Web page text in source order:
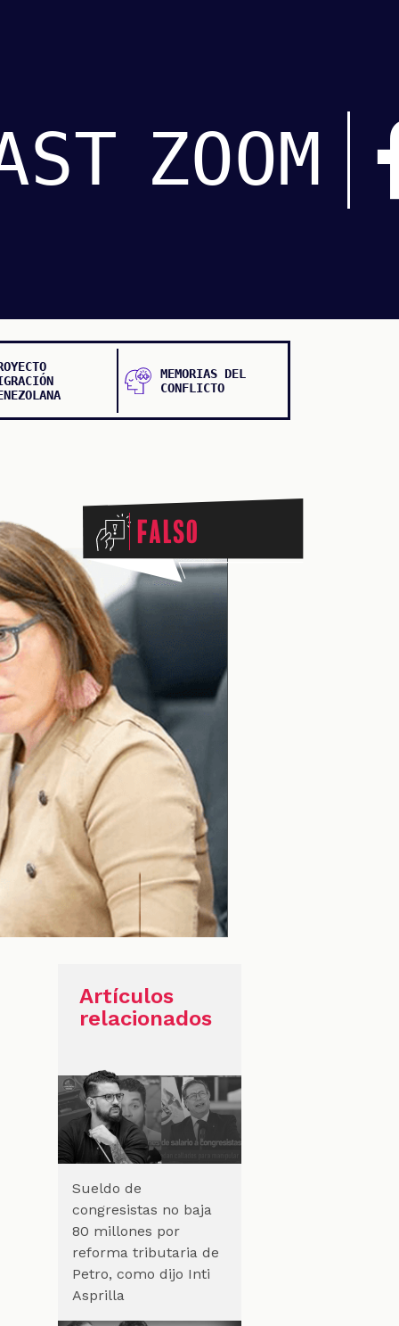
ZOOM
MEMORIAS DEL
CONFLICTO
Falso
Artículos
relacionados
Sueldo de
congresistas no baja
80 millones por
reforma tributaria de
Petro, como dijo Inti
Asprilla